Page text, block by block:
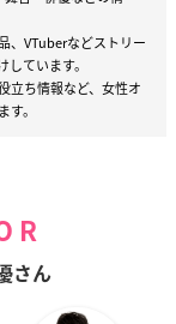
、VTuberなどストリー
ています。
立ち情報など、女性オ
。
さん